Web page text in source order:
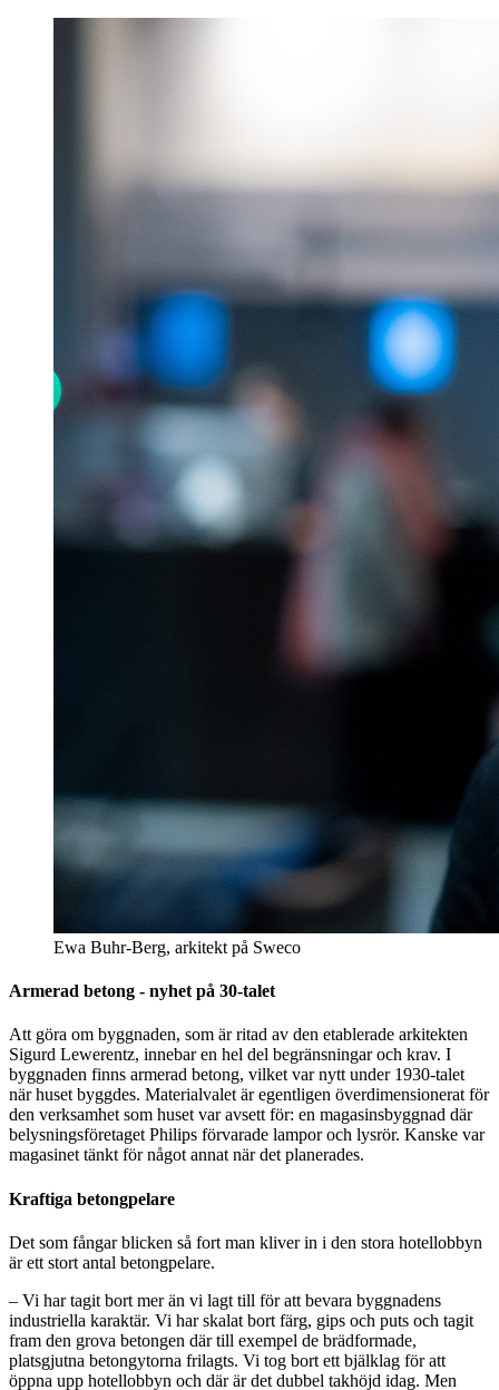
Ewa Buhr-Berg, arkitekt på Sweco
Armerad betong - nyhet på 30-talet
Att göra om byggnaden, som är ritad av den etablerade arkitekten
Sigurd Lewerentz, innebar en hel del begränsningar och krav. I
byggnaden finns armerad betong, vilket var nytt under 1930-talet
när huset byggdes. Materialvalet är egentligen överdimensionerat för
den verksamhet som huset var avsett för: en magasinsbyggnad där
belysningsföretaget Philips förvarade lampor och lysrör. Kanske var
magasinet tänkt för något annat när det planerades.
Kraftiga betongpelare
Det som fångar blicken så fort man kliver in i den stora hotellobbyn
är ett stort antal betongpelare.
– Vi har tagit bort mer än vi lagt till för att bevara byggnadens
industriella karaktär. Vi har skalat bort färg, gips och puts och tagit
fram den grova betongen där till exempel de brädformade,
platsgjutna betongytorna frilagts. Vi tog bort ett bjälklag för att
öppna upp hotellobbyn och där är det dubbel takhöjd idag. Men